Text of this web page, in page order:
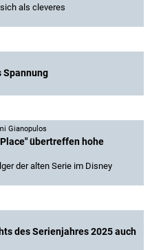
als cleveres
Spannung
Gianopulos
übertreffen hohe
der alten Serie im Disney
des Serienjahres 2025 auch